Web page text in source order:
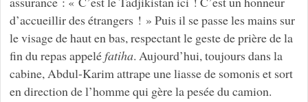
d’accueillir des étrangers ! » Puis il se passe les mains sur
le visage de haut en bas, respectant le geste de prière de la
fin du repas appeléfatiha. Aujourd’hui, toujours dans la
cabine, Abdul-Karim attrape une liasse de somonis et sort
en direction de l’homme qui gère la pesée du camion.